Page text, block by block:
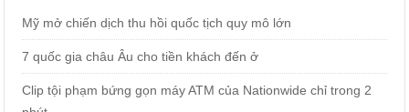
Mỹ mở chiến dịch thu hồi quốc tịch quy mô lớn
7 quốc gia châu Âu cho tiền khách đến ở
Clip tội phạm bứng gọn máy ATM của Nationwide chỉ trong 2